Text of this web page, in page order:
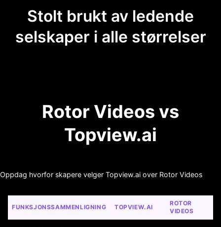
Stolt brukt av ledende
selskaper i alle størrelser
Rotor Videos vs
Topview.ai
Oppdag hvorfor skapere velger Topview.ai over Rotor Videos
FUNKSJONSSAMMENLIGNING TOPVIEW.AI
ROTOR
VIDEOS